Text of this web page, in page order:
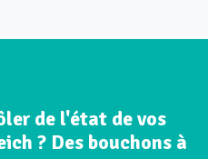
de l'état de vos
? Des bouchons à